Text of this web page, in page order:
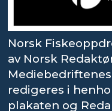
Norsk
av Norsk
redigeres i
plakaten og